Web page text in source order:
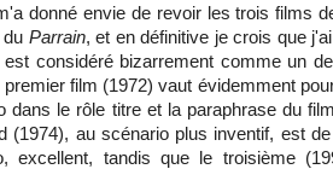
donné envie de revoir les trois films
du Parrain, et en définitive je crois que
est considéré bizarrement comme un
premier film (1972) vaut évidemment
dans le rôle titre et la paraphrase du
(1974), au scénario plus inventif, est
excellent, tandis que le troisième